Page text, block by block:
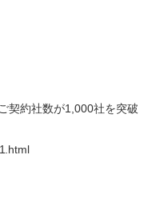
契約社数が1,000社を突破